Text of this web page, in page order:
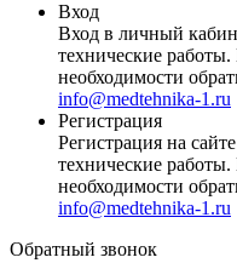
Вход
Вход в личный
технические
необходимости
info@medtehnika-1.ru
Регистрация
Регистрация на
технические
необходимости
info@medtehnika-1.ru
Обратный звонок